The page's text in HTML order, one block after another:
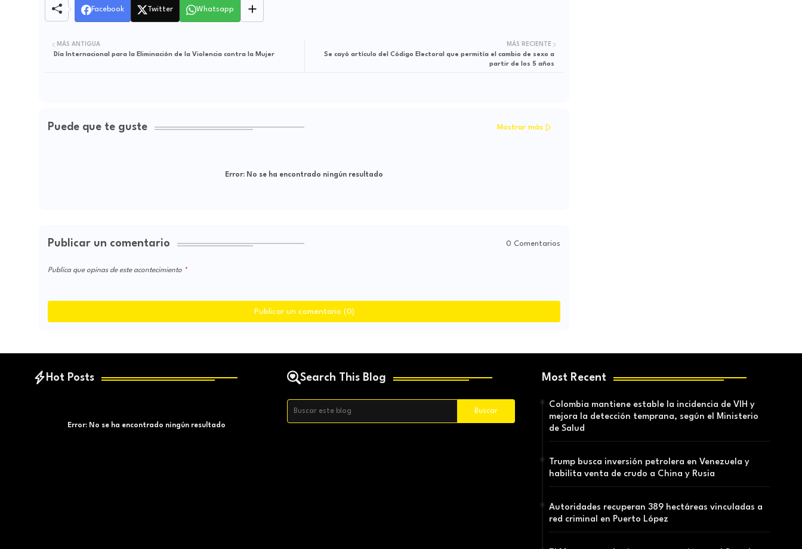
Facebook Twitter Whatsapp
MÁS RECIENTE
Se cayó artículo del Código Electoral que permitía el cambio de sexo a
partir de los 5 años
MÁS ANTIGUA
Día Internacional para la Eliminación de la Violencia contra la Mujer
Puede que te guste Mostrar más
Error: No se ha encontrado ningún resultado
Publicar un comentario 0 Comentarios
Publica que opinas de este acontecimiento
Publicar un comentario (0)
Hot Posts
Error: No se ha encontrado ningún resultado
Search This Blog Most Recent
Colombia mantiene estable la incidencia de VIH y
mejora la detección temprana, según el Ministerio
de Salud
Trump busca inversión petrolera en Venezuela y
habilita venta de crudo a China y Rusia
Autoridades recuperan 389 hectáreas vinculadas a
red criminal en Puerto López